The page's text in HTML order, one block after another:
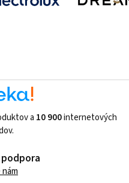
a 10 900internetových